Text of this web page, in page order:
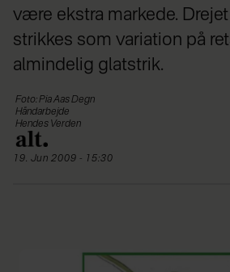
være ekstra markede.
strikkes som variation på
almindelig glatstrik.
Foto: Pia Aas Degn
Håndarbejde
Hendes Verden
19. Jun 2009 - 15:30